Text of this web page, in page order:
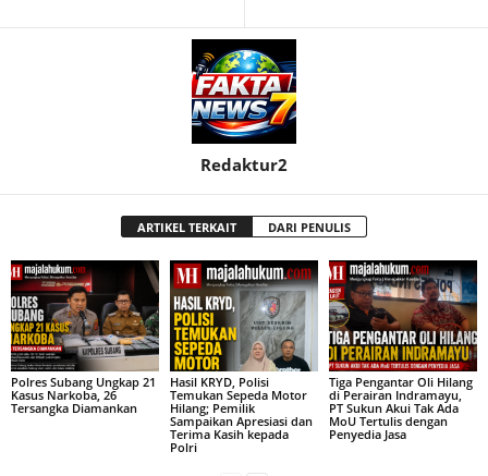
Redaktur2
ARTIKEL TERKAIT DARI PENULIS
Polres Subang Ungkap 21
Kasus Narkoba, 26
Tersangka Diamankan
Hasil KRYD, Polisi
Temukan Sepeda Motor
Hilang; Pemilik
Sampaikan Apresiasi dan
Terima Kasih kepada
Polri
Tiga Pengantar Oli Hilang
di Perairan Indramayu,
PT Sukun Akui Tak Ada
MoU Tertulis dengan
Penyedia Jasa